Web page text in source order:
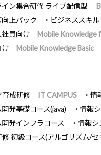
ン集合研修 ライブ配信型
向上パック
ビジネススキ
社員向け
Mobile Knowledge
け
Mobile Knowledge Basic
育成研修 IT CAMPUS
情
発基礎コース(java)
情報
発インフラコース
情報シ
初級コース(アルゴリズム/セ